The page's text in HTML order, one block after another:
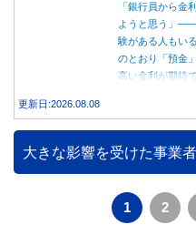
「銀行員から金
ようと思う」
験がある人もい
のとおり「預金
高い金利が期待
更新日:2026.08.08
大きな影響を受けた事業
1 2